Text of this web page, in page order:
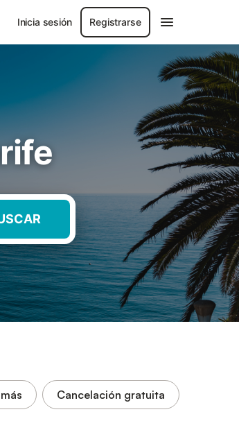
Inicia sesión Registrarse
Cancelación gratuita